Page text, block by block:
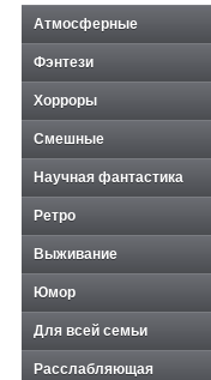
Атмосферные
Фэнтези
Хорроры
Смешные
Научная фантастика
Ретро
Выживание
Юмор
Для всей семьи
Расслабляющая